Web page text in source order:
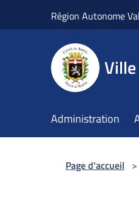
Région Autonome
Administration
Page d'accueil >